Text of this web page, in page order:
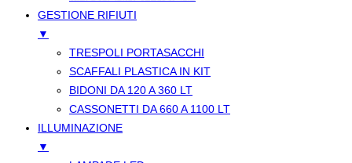
GESTIONE RIFIUTI
▼
TRESPOLI PORTASACCHI
SCAFFALI PLASTICA IN KIT
BIDONI DA 120 A 360 LT
CASSONETTI DA 660 A 1100 LT
ILLUMINAZIONE
▼